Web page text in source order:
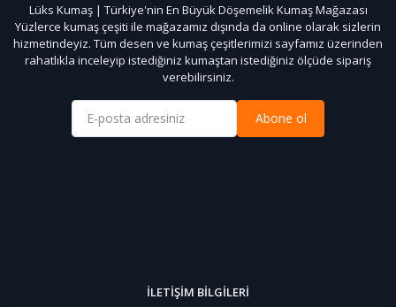
Lüks Kumaş | Türkiye'nin En Büyük Döşemelik Kumaş Mağazası
Yüzlerce kumaş çeşiti ile mağazamız dışında da online olarak sizlerin
hizmetindeyiz. Tüm desen ve kumaş çeşitlerimizi sayfamız üzerinden
rahatlıkla inceleyip istediğiniz kumaştan istediğiniz ölçüde sipariş
verebilirsiniz.
Abone ol
İLETIŞIM BILGILERI